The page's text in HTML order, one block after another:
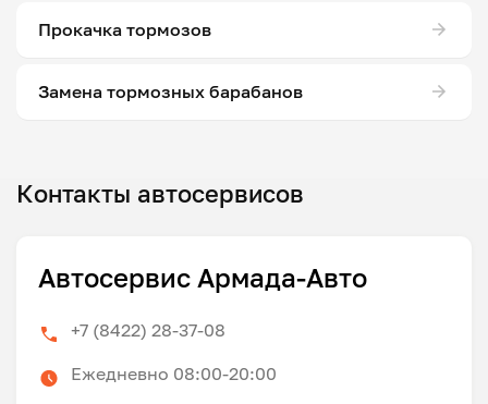
Прокачка тормозов
Замена тормозных барабанов
Контакты автосервисов
Автосервис Армада-Авто
+7 (8422) 28-37-08
Ежедневно 08:00-20:00